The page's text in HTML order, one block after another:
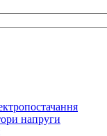
напруги